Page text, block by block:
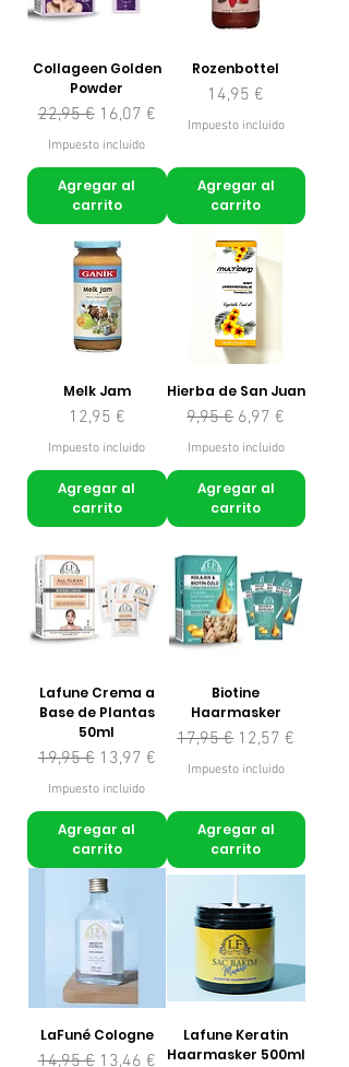
Collageen Golden
Powder
Precio
22,95 € Precio de oferta
16,07 €
Impuesto incluido
Agregar al
carrito
Rozenbottel
Precio
14,95 €
Impuesto incluido
Agregar al
carrito
Melk Jam
Precio
12,95 €
Impuesto incluido
Agregar al
carrito
Hierba de San Juan
Precio
9,95 € Precio de oferta
6,97 €
Impuesto incluido
Agregar al
carrito
Lafune Crema a
Base de Plantas
50ml
Precio
19,95 € Precio de oferta
13,97 €
Impuesto incluido
Agregar al
carrito
Biotine
Haarmasker
Precio
17,95 € Precio de oferta
12,57 €
Impuesto incluido
Agregar al
carrito
LaFuné Cologne
Precio
14,95 € Precio de oferta
13,46 €
Lafune Keratin
Haarmasker 500ml